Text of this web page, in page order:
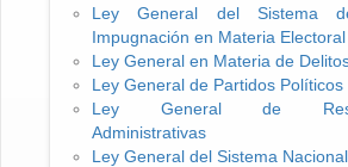
Ley General del Sistema
Impugnación en Materia Electoral
Ley General en Materia de
Ley General de Partidos Políticos
Ley General de
Administrativas
Ley General del Sistema